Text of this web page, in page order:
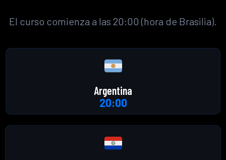
El curso comienza a las 20:00 (hora de Brasilia).
Argentina
20:00